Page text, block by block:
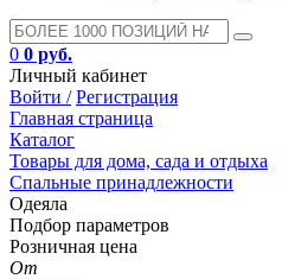
0 0 руб.
Личный кабинет
Войти / Регистрация
Главная страница
Каталог
Товары для дома, сада и отдыха
Спальные принадлежности
Одеяла
Подбор параметров
Розничная цена
От